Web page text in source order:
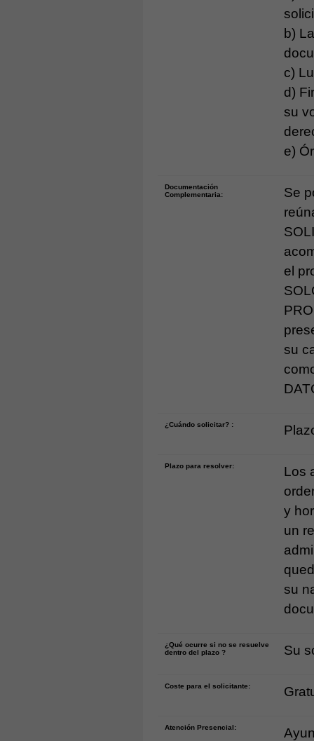
b)
c)
d)
su
e)
Documentación
Complementaria:
Se
el
su
¿Cuándo solicitar? :
Plazo para resolver:
Los
y
un
su
¿Qué ocurre si no se resuelve
dentro del plazo ?
Su
Coste para el solicitante:
Atención Presencial: